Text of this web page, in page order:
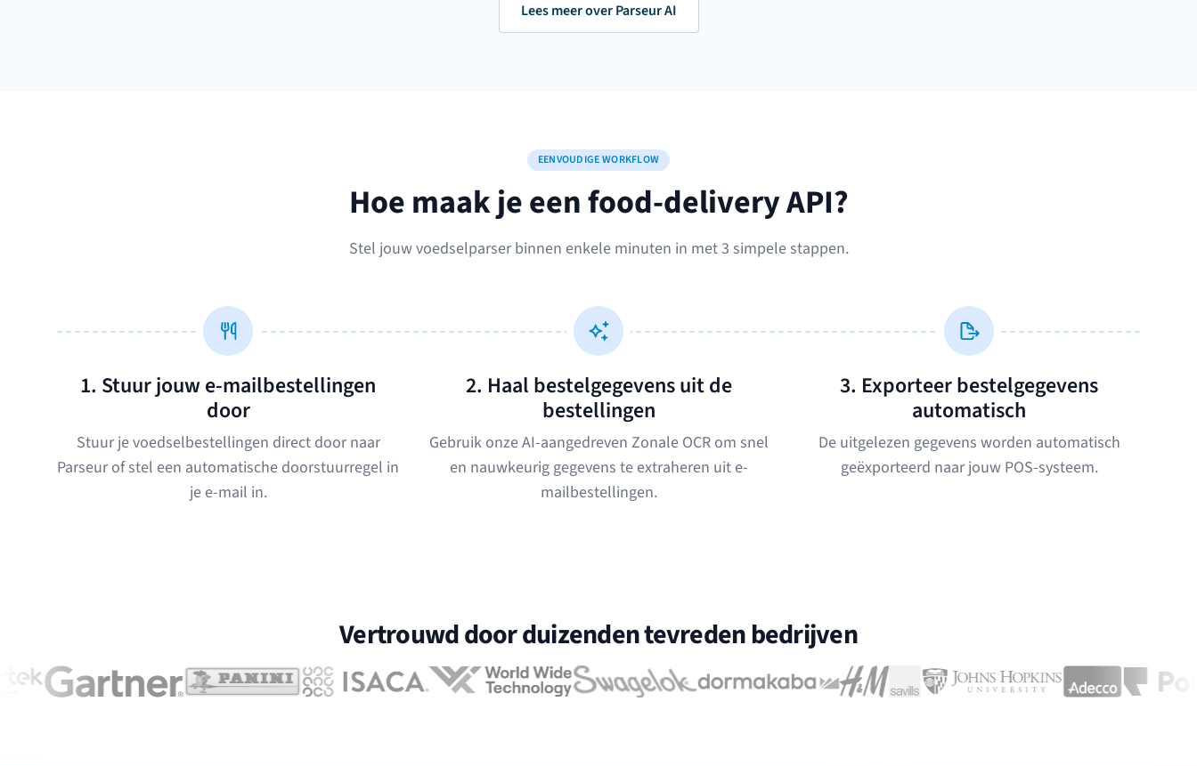
Lees meer over Parseur AI
EENVOUDIGE WORKFLOW
Hoe maak je een food-delivery API?
Stel jouw voedselparser binnen enkele minuten in met 3 simpele stappen.
1. Stuur jouw e-mailbestellingen
door
Stuur je voedselbestellingen direct door naar
Parseur of stel een automatische doorstuurregel in
je e-mail in.
2. Haal bestelgegevens uit de
bestellingen
Gebruik onze AI-aangedreven Zonale OCR om snel
en nauwkeurig gegevens te extraheren uit e-
mailbestellingen.
3. Exporteer bestelgegevens
automatisch
De uitgelezen gegevens worden automatisch
geëxporteerd naar jouw POS-systeem.
Vertrouwd door duizenden tevreden bedrijven